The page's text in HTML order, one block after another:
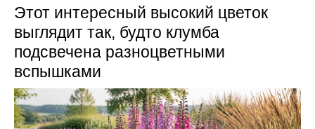
Этот интересный высокий цветок
выглядит так, будто клумба
подсвечена разноцветными
вспышками